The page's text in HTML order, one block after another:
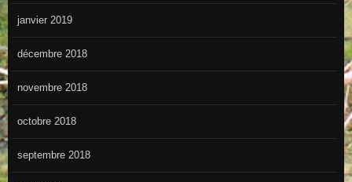
janvier 2019
décembre 2018
novembre 2018
octobre 2018
septembre 2018